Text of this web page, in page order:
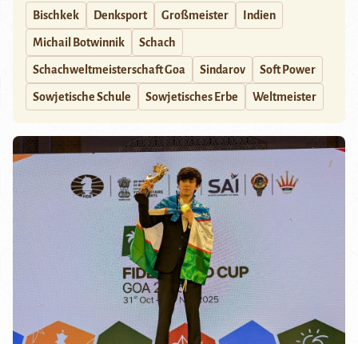
Bischkek Denksport Großmeister Indien
Michail Botwinnik Schach
Schachweltmeisterschaft Goa Sindarov Soft Power
Sowjetische Schule Sowjetisches Erbe Weltmeister